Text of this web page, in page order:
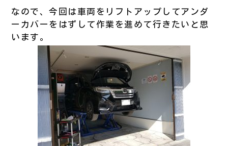
なので、今回は車両をリフトアップしてアンダ
ーカバーをはずして作業を進めて行きたいと思
います。